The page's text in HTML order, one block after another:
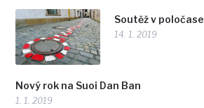
Soutěž v
14. 1. 2019
Nový rok na Suoi Dan Ban
1. 1. 2019